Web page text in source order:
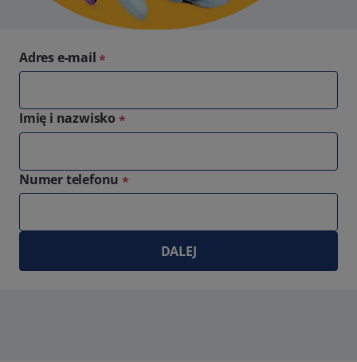
Adres e-mail*
Imię i nazwisko *
Numer telefonu*